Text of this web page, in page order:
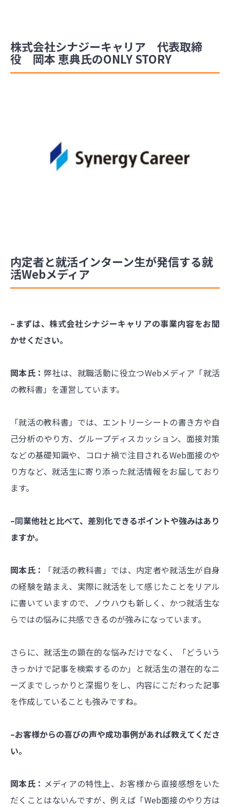
株式会社シナジーキャリア 代表取締
役 岡本 恵典氏のONLY STORY
内定者と就活インターン生が発信する就
活Webメディア
–まずは、株式会社シナジーキャリアの事業内容をお聞
かせください。
岡本氏：弊社は、就職活動に役立つWebメディア「就活
の教科書」を運営しています。
「就活の教科書」では、エントリーシートの書き方や自
己分析のやり方、グループディスカッション、面接対策
などの基礎知識や、コロナ禍で注目されるWeb面接のや
り方など、就活生に寄り添った就活情報をお届しており
ます。
–同業他社と比べて、差別化できるポイントや強みはあり
ますか。
岡本氏：
「就活の教科書」では、内定者や就活生が自身
の経験を踏まえ、実際に就活をして感じたことをリアル
に書いていますので、ノウハウも新しく、かつ就活生な
らではの悩みに共感できるのが強みになっています。
さらに、就活生の顕在的な悩みだけでなく、「どういう
きっかけで記事を検索するのか」と就活生の潜在的なニ
ーズまでしっかりと深掘りをし、内容にこだわった記事
を作成していることも強みですね。
–お客様からの喜びの声や成功事例があれば教えてくださ
い。
岡本氏： メディアの特性上、お客様から直接感想をいた
だくことはないんですが、例えば「Web面接のやり方は